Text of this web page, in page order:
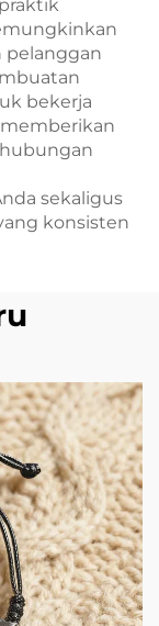
pelanggan
bekerja
sekaligus
konsisten